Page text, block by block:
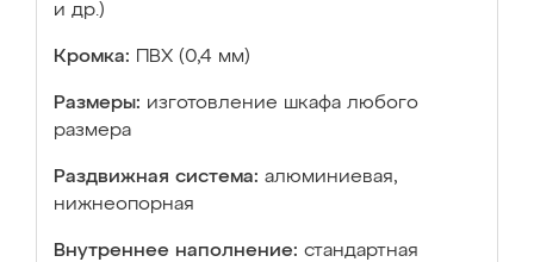
и др.)
Кромка: ПВХ (0,4 мм)
Размеры: изготовление шкафа любого
размера
Раздвижная система: алюминиевая,
нижнеопорная
Внутреннее наполнение: стандартная